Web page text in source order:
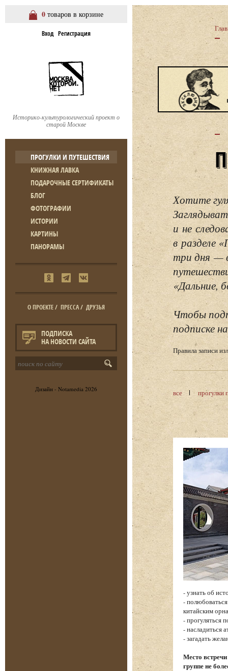
0 товаров в корзине
Вход Регистрация
Историко-культурологический проект о
старой Москве
ПРОГУЛКИ И ПУТЕШЕСТВИЯ
КНИЖНАЯ ЛАВКА
ПОДАРОЧНЫЕ СЕРТИФИКАТЫ
БЛОГ
ФОТОГРАФИИ
ИСТОРИИ
КАРТИНЫ
ПАНОРАМЫ
О ПРОЕКТЕ/ ПРЕССА/ ДРУЗЬЯ
ПОДПИСКА
НА НОВОСТИ САЙТА
Дизайн - Notamedia 2026
Хотите
и не
в разделе
три дня —
«Дальние,
Чтобы
подписке
Правила записи
все прогулки
- узнать об
-
китайским
- прогуляться
- насладиться
- загадать
Место
группе не